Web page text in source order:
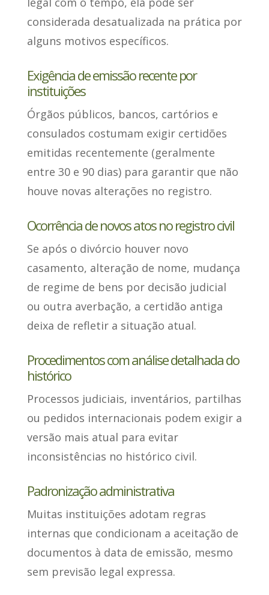
considerada desatualizada na prática por
alguns motivos específicos.
Exigência de emissão recente por
instituições
Órgãos públicos, bancos, cartórios e
consulados costumam exigir certidões
emitidas recentemente (geralmente
entre 30 e 90 dias) para garantir que não
houve novas alterações no registro.
Ocorrência de novos atos no registro civil
Se após o divórcio houver novo
casamento, alteração de nome, mudança
de regime de bens por decisão judicial
ou outra averbação, a certidão antiga
deixa de refletir a situação atual.
Procedimentos com análise detalhada do
histórico
Processos judiciais, inventários, partilhas
ou pedidos internacionais podem exigir a
versão mais atual para evitar
inconsistências no histórico civil.
Padronização administrativa
Muitas instituições adotam regras
internas que condicionam a aceitação de
documentos à data de emissão, mesmo
sem previsão legal expressa.